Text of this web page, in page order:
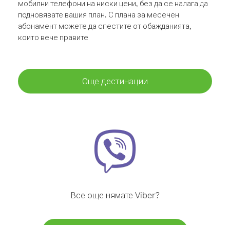
мобилни телефони на ниски цени, без да се налага да
подновявате вашия план. С плана за месечен
абонамент можете да спестите от обажданията,
които вече правите
Още дестинации
Все още нямате Viber?